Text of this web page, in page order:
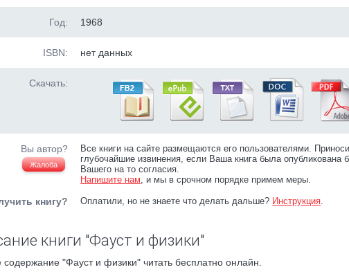
Год: 1968
ISBN: нет данных
Скачать:
Вы автор?
Жалоба
Все книги на сайте размещаются его пользователями.
глубочайшие извинения, если Ваша книга была опубликована
Вашего на то согласия.
Напишите нам, и мы в срочном порядке примем меры.
книгу? Оплатили, но не знаете что делать дальше? Инструкция.
книги "Фауст и физики"
"Фауст и физики" читать бесплатно онлайн.